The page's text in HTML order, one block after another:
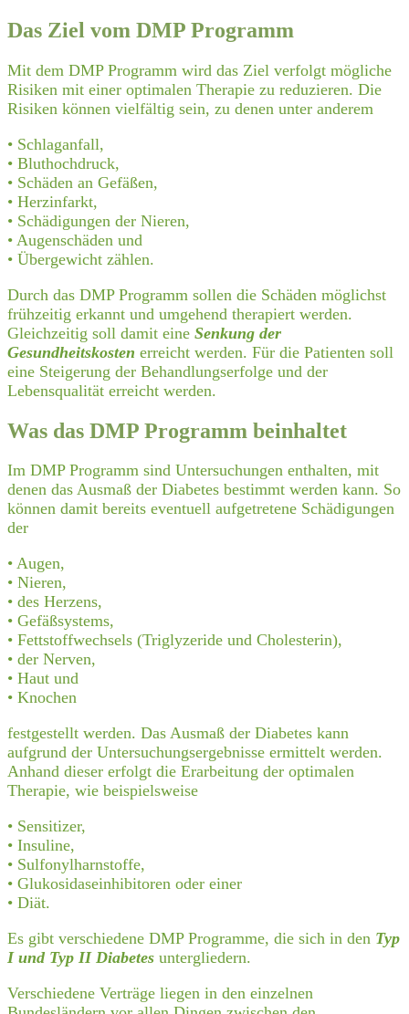
Das Ziel vom DMP Programm
Mit dem DMP Programm wird das Ziel verfolgt mögliche
Risiken mit einer optimalen Therapie zu reduzieren. Die
Risiken können vielfältig sein, zu denen unter anderem
• Schlaganfall,
• Bluthochdruck,
• Schäden an Gefäßen,
• Herzinfarkt,
• Schädigungen der Nieren,
• Augenschäden und
• Übergewicht zählen.
Durch das DMP Programm sollen die Schäden möglichst
frühzeitig erkannt und umgehend therapiert werden.
Gleichzeitig soll damit eine Senkung der
Gesundheitskosten erreicht werden. Für die Patienten soll
eine Steigerung der Behandlungserfolge und der
Lebensqualität erreicht werden.
Was das DMP Programm beinhaltet
Im DMP Programm sind Untersuchungen enthalten, mit
denen das Ausmaß der Diabetes bestimmt werden kann. So
können damit bereits eventuell aufgetretene Schädigungen
der
• Augen,
• Nieren,
• des Herzens,
• Gefäßsystems,
• Fettstoffwechsels (Triglyzeride und Cholesterin),
• der Nerven,
• Haut und
• Knochen
festgestellt werden. Das Ausmaß der Diabetes kann
aufgrund der Untersuchungsergebnisse ermittelt werden.
Anhand dieser erfolgt die Erarbeitung der optimalen
Therapie, wie beispielsweise
• Sensitizer,
• Insuline,
• Sulfonylharnstoffe,
• Glukosidaseinhibitoren oder einer
• Diät.
Es gibt verschiedene DMP Programme, die sich in den Typ
I und Typ II Diabetes untergliedern.
Verschiedene Verträge liegen in den einzelnen